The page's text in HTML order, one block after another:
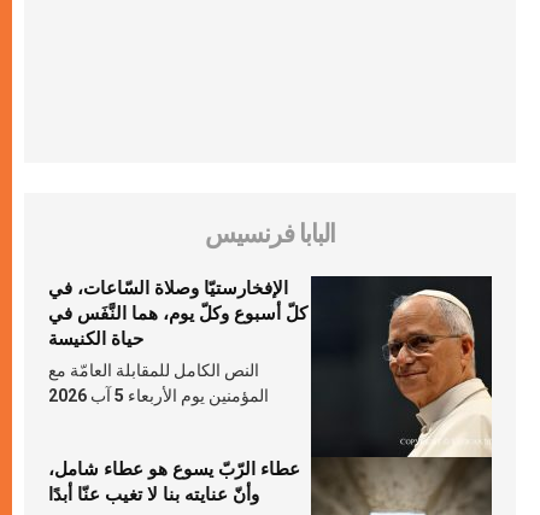
البابا فرنسيس
الإفخارستيّا وصلاة السّاعات، في
كلّ أسبوع وكلّ يوم، هما النَّفَس في
حياة الكنيسة
النص الكامل للمقابلة العامّة مع
المؤمنين يوم الأربعاء 5 آب 2026
عطاء الرّبّ يسوع هو عطاء شامل،
وأنّ عنايته بنا لا تغيب عنّا أبدًا